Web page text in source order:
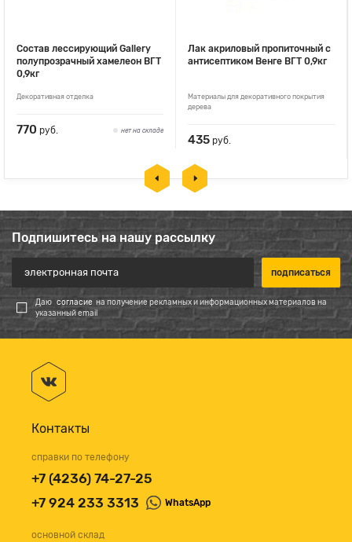
Состав лессирующий Gallery
полупрозрачный хамелеон ВГТ
0,9кг
Декоративная отделка
770 руб. нет на складе
Лак акриловый пропиточный с
антисептиком Венге ВГТ 0,9кг
Материалы для декоративного покрытия
дерева
435 руб.
Подпишитесь на нашу рассылку
Даю согласие на получение рекламных и информационных материалов на
указанный email
Контакты
справки по телефону
+7 (4236) 74-27-25
+7 924 233 3313
WhatsApp
основной склад